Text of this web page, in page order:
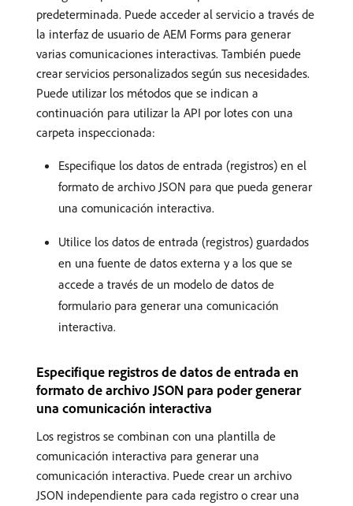
predeterminada. Puede acceder al servicio a través de
la interfaz de usuario de AEM Forms para generar
varias comunicaciones interactivas. También puede
crear servicios personalizados según sus necesidades.
Puede utilizar los métodos que se indican a
continuación para utilizar la API por lotes con una
carpeta inspeccionada:
Especifique los datos de entrada (registros) en el
formato de archivo JSON para que pueda generar
una comunicación interactiva.
Utilice los datos de entrada (registros) guardados
en una fuente de datos externa y a los que se
accede a través de un modelo de datos de
formulario para generar una comunicación
interactiva.
Especifique registros de datos de entrada en
formato de archivo JSON para poder generar
una comunicación interactiva
Los registros se combinan con una plantilla de
comunicación interactiva para generar una
comunicación interactiva. Puede crear un archivo
JSON independiente para cada registro o crear una